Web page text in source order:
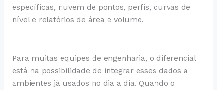
específicas, nuvem de pontos, perfis, curvas de
nível e relatórios de área e volume.
Para muitas equipes de engenharia, o diferencial
está na possibilidade de integrar esses dados a
ambientes já usados no dia a dia. Quando o